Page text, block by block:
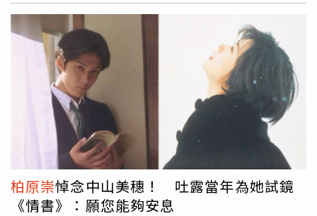
年」。然而，其演藝事業曾因個人風波受到影響。他於
2004年與女星畑野浩子結婚，婚後不久爆發街頭衝突事
件，因與路人發生糾紛並出手毆打對方，最終遭警方依傷害
罪送辦。事後柏原崇
公開道歉並剃髮謝罪，但形象仍受衝
擊，兩人婚姻亦於2006年告終。離婚後，柏原崇
與內田有
紀展開交往。兩人皆曾有過婚姻背景，戀情維持多年，一直
保持低調。2016年曾被日本媒體拍到一同出遊，造訪知名
景點日光地區神社；2020年亦被目擊一同外出用餐，互動
自然，外界形容宛如長年伴侶。今年初，內田有紀離開原經
紀公司，轉而加入柏原崇
成立的「10BEANS」，由男方親
自擔任經紀人，兩人事業與感情關係更為緊密。此次因公司
網站名稱變動，再度引發外界對兩人是否已結婚的猜測。
柏原崇悼念中山美穗！ 吐露當年為她試鏡
《情書》：願您能夠安息